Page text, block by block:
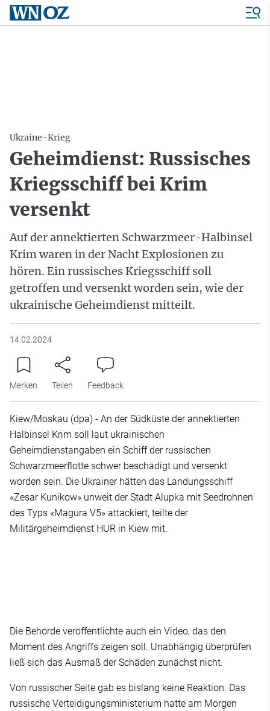
Ukraine-Krieg
Geheimdienst: Russisches
Kriegsschiff bei Krim
versenkt
Auf der annektierten Schwarzmeer-Halbinsel
Krim waren in der Nacht Explosionen zu
hören. Ein russisches Kriegsschiff soll
getroffen und versenkt worden sein, wie der
ukrainische Geheimdienst mitteilt.
14.02.2024
Merken Teilen Feedback
Kiew/Moskau (dpa) - An der Südküste der annektierten
Halbinsel Krim soll laut ukrainischen
Geheimdienstangaben ein Schiff der russischen
Schwarzmeerflotte schwer beschädigt und versenkt
worden sein. Die Ukrainer hätten das Landungsschiff
«Zesar Kunikow» unweit der Stadt Alupka mit Seedrohnen
des Typs «Magura V5» attackiert, teilte der
Militärgeheimdienst HUR in Kiew mit.
Die Behörde veröffentlichte auch ein Video, das den
Moment des Angriffs zeigen soll. Unabhängig überprüfen
ließ sich das Ausmaß der Schäden zunächst nicht.
Von russischer Seite gab es bislang keine Reaktion. Das
russische Verteidigungsministerium hatte am Morgen